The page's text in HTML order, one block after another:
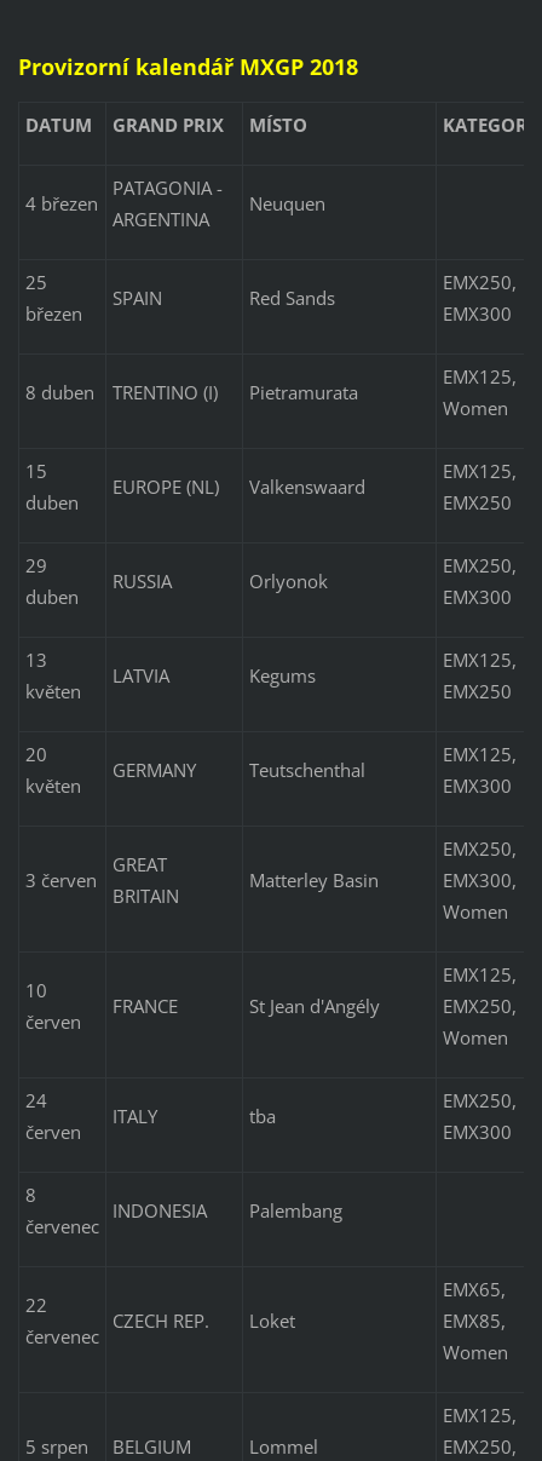
Provizorní kalendář MXGP 2018
DATUM GRAND PRIX MÍSTO KATEGORIE
4 březen
PATAGONIA -
ARGENTINA
Neuquen
25
březen
SPAIN Red Sands
EMX250,
EMX300
8 duben TRENTINO (I) Pietramurata
EMX125,
Women
15
duben
EUROPE (NL) Valkenswaard
EMX125,
EMX250
29
duben
RUSSIA Orlyonok
EMX250,
EMX300
13
květen
LATVIA Kegums
EMX125,
EMX250
20
květen
GERMANY Teutschenthal
EMX125,
EMX300
3 červen
GREAT
BRITAIN
Matterley Basin
EMX250,
EMX300,
Women
10
červen
FRANCE St Jean d'Angély
EMX125,
EMX250,
Women
24
červen
ITALY tba
EMX250,
EMX300
8
červenec
INDONESIA Palembang
22
červenec
CZECH REP. Loket
EMX65,
EMX85,
Women
5 srpen BELGIUM Lommel
EMX125,
EMX250,